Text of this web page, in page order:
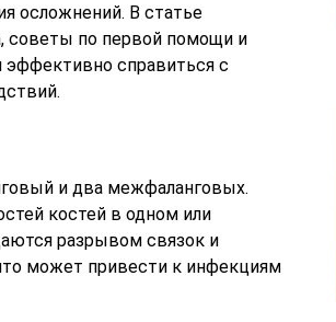
осложнений. В статье
советы по первой помощи и
эффективно справиться с
и два межфаланговых.
костей в одном или
разрывом связок и
может привести к инфекциям